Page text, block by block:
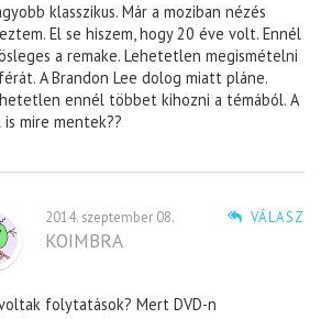
klasszikus. Már a moziban nézés
El se hiszem, hogy 20 éve volt. Ennél
a remake. Lehetetlen megismételni
A Brandon Lee dolog miatt pláne.
ennél többet kihozni a témából. A
mire mentek??
VÁLASZ
2014. szeptember 08.
KOIMBRA
folytatások? Mert DVD-n